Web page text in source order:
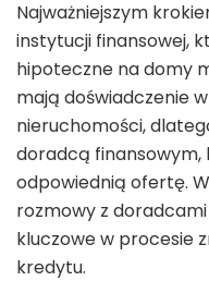
Najważniejszym
instytucji finansowej,
hipoteczne na domy
mają doświadczenie
nieruchomości,
doradcą finansowym,
odpowiednią ofertę.
rozmowy z
kluczowe w procesie
kredytu.